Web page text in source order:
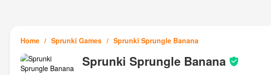
Home Sprunki Games Sprunki Sprungle Banana
Sprunki Sprungle Banana